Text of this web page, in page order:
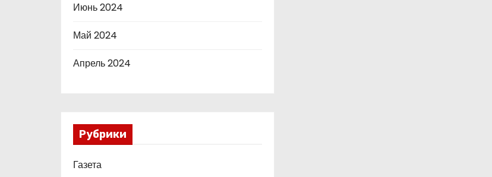
Июнь 2024
Май 2024
Апрель 2024
Рубрики
Газета